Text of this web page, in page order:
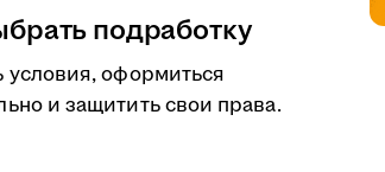
подработку
условия, оформиться
и защитить свои права.